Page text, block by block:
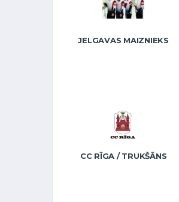
JELGAVAS MAIZNIEKS
CC RĪGA / TRUKŠĀNS